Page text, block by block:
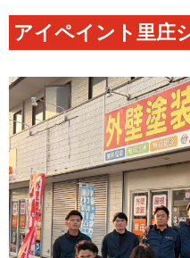
アイペイント里庄